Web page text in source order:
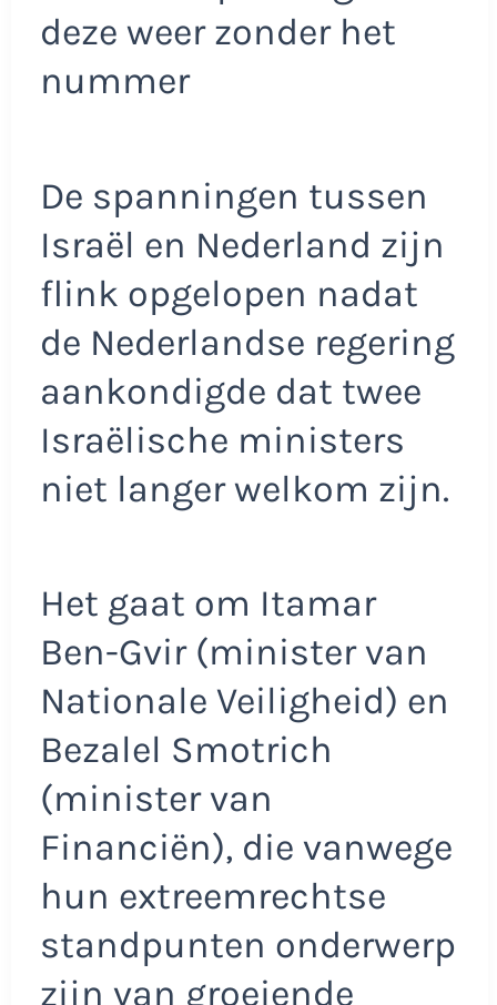
deze weer zonder het
nummer
De spanningen tussen
Israël en Nederland zijn
flink opgelopen nadat
de Nederlandse regering
aankondigde dat twee
Israëlische ministers
niet langer welkom zijn.
Het gaat om Itamar
Ben-Gvir (minister van
Nationale Veiligheid) en
Bezalel Smotrich
(minister van
Financiën), die vanwege
hun extreemrechtse
standpunten onderwerp
zijn van groeiende